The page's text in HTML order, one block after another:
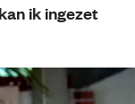
ik ingezet